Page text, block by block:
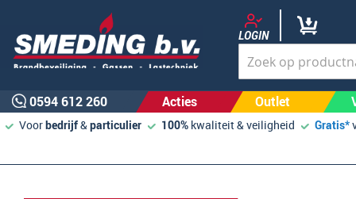
LOGIN
0594 612 260 Acties Outlet
Voorbedrijf&particulier 100% kwaliteit & veiligheid Gratis*